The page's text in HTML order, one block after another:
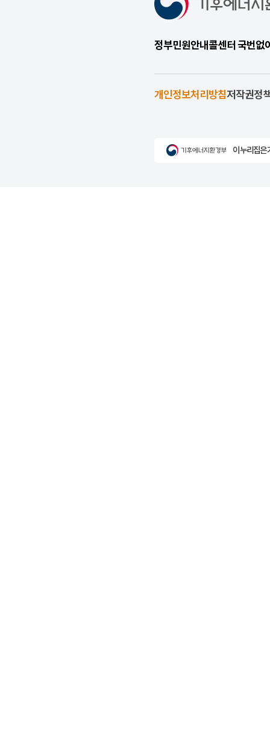
정부민원안내콜센터 국번
개인정보처리방침저작권정
이 누리집은